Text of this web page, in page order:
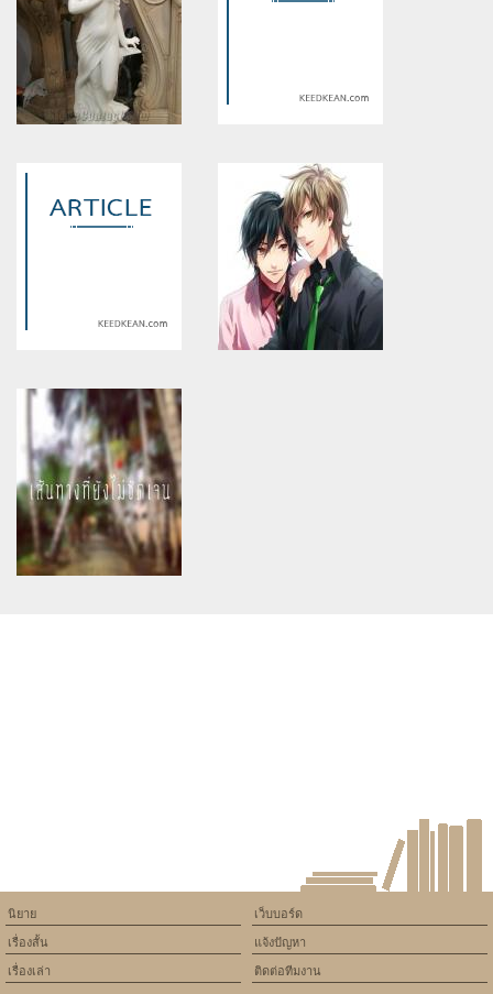
assumed 'article_topic' (this
will throw an Error in a future
/home/keedkean/domains/keedkean.com/public_html/include/article/
: Use of undefined
constant article_topic -
assumed 'article_topic' (this
will throw an Error in a future
version of PHP) in
/home/keedkean/domains/
on line534
กรรมตามสนอง
Warning: Use of undefined
constant article_topic -
assumed 'article_topic' (this
will throw an Error in a future
version of PHP) in
/home/keedkean/domains/keedkean.com/public_html/include/article/
on line534
After class story
เว็บบอร์ด
แจ้งปัญหา
ติดต่อทีมงาน
นิยาย
เรื่องสั้น
เรื่องเล่า